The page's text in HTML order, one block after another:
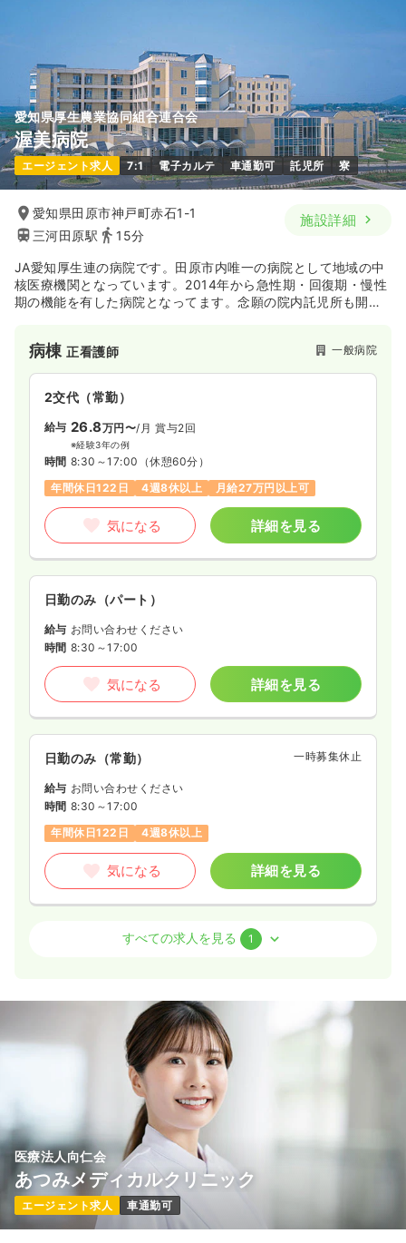
愛知県厚生農業協同組合連合会
渥美病院
エージェント求人 7:1 電子カルテ 車通勤可 託児所 寮
愛知県田原市神戸町赤石1-1
三河田原駅
15分
施設詳細
JA愛知厚生連の病院です。田原市内唯一の病院として地域の中
核医療機関となっています。2014年から急性期・回復期・慢性
期の機能を有した病院となってます。念願の院内託児所も開始
病棟正看護師 一般病院
2交代（常勤）
給与 26.8万円〜/月 賞与2回
※経験3年の例
時間 8:30～17:00 （休憩60分）
年間休日122日
4週8休以上 月給27万円以上可
気になる 詳細を見る
日勤のみ（パート）
給与 お問い合わせください
時間 8:30～17:00
気になる 詳細を見る
日勤のみ（常勤） 一時募集休止
給与 お問い合わせください
時間 8:30～17:00
年間休日122日
4週8休以上
気になる 詳細を見る
正看護師
25.1〜35.0万円/月 賞与5.5ヶ月
時間 8:30～17:00（休憩50分）
年間休日123日
オンコールあり
月給35万円以上可
気になる
すべての求人を見る 1
医療法人向仁会
あつみメディカルクリニック
エージェント求人 車通勤可